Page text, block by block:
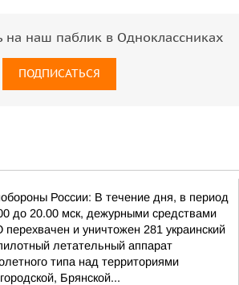
на наш паблик в Одноклассниках
ПОДПИСАТЬСЯ
России: В течение дня, в период
до 20.00 мск, дежурными средствами
и уничтожен 281 украинский
летательный аппарат
типа над территориями
Брянской...